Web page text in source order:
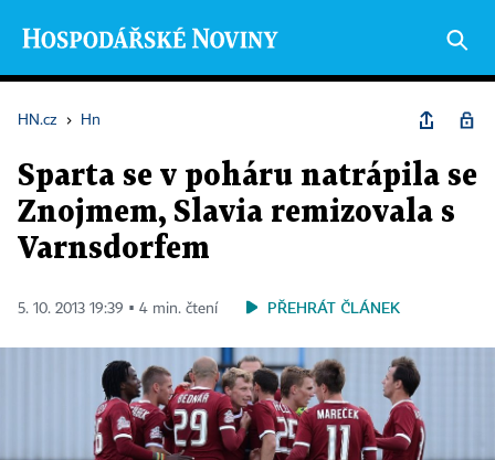
HN.cz › Hn
Sparta se v poháru natrápila se
Znojmem, Slavia remizovala s
Varnsdorfem
5. 10. 2013 19:39 ▪ 4 min. čtení PŘEHRÁT ČLÁNEK